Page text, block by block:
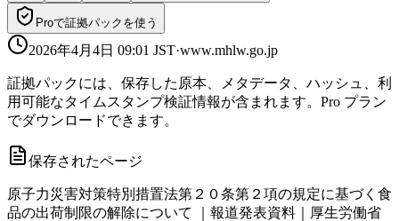
Proで証拠パックを使う
2026年4月4日 09:01 JST·www.mhlw.go.jp
証拠パックには、保存した原本、メタデータ、ハッシュ、利
用可能なタイムスタンプ検証情報が含まれます。Pro プラン
でダウンロードできます。
保存されたページ
原子力災害対策特別措置法第２０条第２項の規定に基づく食
品の出荷制限の解除について ｜報道発表資料｜厚生労働省